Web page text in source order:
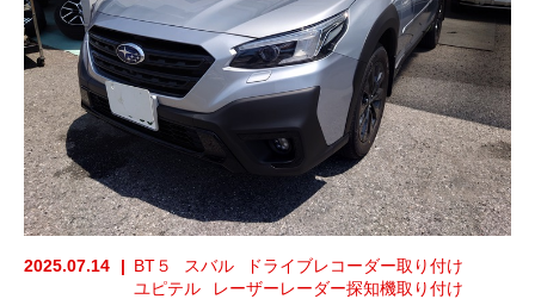
2025.07.14 BT５ スバル
ドライブレコーダー取り付け
ユピテル
レーザーレーダー探知機取り付け